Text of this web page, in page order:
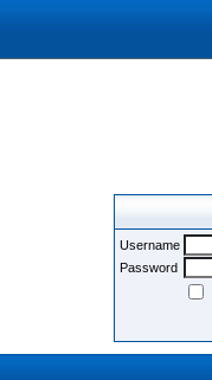
Username
Password